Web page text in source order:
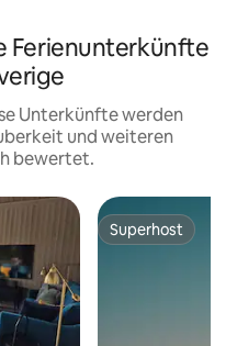
Ferienunterkünfte
Unterkünfte werden
und weiteren
bewertet.
Superhost
Superhost